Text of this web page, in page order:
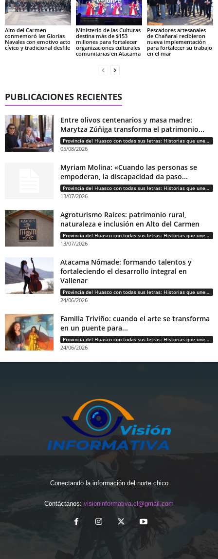
Alto del Carmen
conmemoró las Glorias
Navales con emotivo acto
cívico y tradicional desfile
Ministerio de las Culturas
destina más de $153
millones para fortalecer
organizaciones culturales
comunitarias en Atacama
Pescadores artesanales
de Chañaral recibieron
nueva implementación
para fortalecer su trabajo
en el mar
PUBLICACIONES RECIENTES
Entre olivos centenarios y masa madre:
Marytza Zúñiga transforma el patrimonio...
Provincia del Huasco con todas sus letras: Historias que unen cultura, diversidad e identidad
05/08/2026
Myriam Molina: «Cuando las personas se
empoderan, la discapacidad da paso...
Provincia del Huasco con todas sus letras: Historias que unen cultura, diversidad e identidad
13/07/2026
Agroturismo Raíces: patrimonio rural,
naturaleza e inclusión en Alto del Carmen
Provincia del Huasco con todas sus letras: Historias que unen cultura, diversidad e identidad
13/07/2026
Atacama Nómade: formando talentos y
fortaleciendo el desarrollo integral en
Vallenar
Provincia del Huasco con todas sus letras: Historias que unen cultura, diversidad e identidad
24/06/2026
Familia Triviño: cuando el arte se transforma
en un puente para...
Provincia del Huasco con todas sus letras: Historias que unen cultura, diversidad e identidad
24/06/2026
Conectando la información del norte chico
Contáctanos: visioninformativa.cl@gmail.com